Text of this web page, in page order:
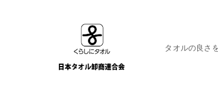
タオルの良さ